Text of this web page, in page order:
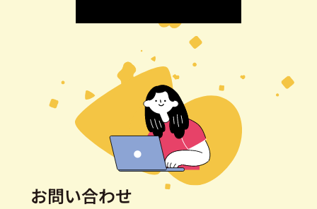
お問い合わせ